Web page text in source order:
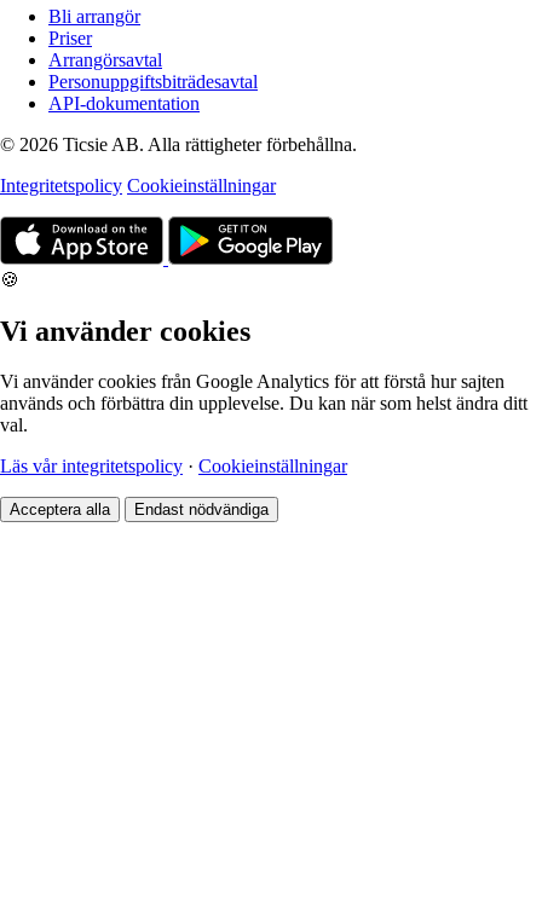
Bli arrangör
Priser
Arrangörsavtal
Personuppgiftsbiträdesavtal
API-dokumentation
© 2026 Ticsie AB. Alla rättigheter förbehållna.
Integritetspolicy Cookieinställningar
🍪
Vi använder cookies
Vi använder cookies från Google Analytics för att förstå hur sajten
används och förbättra din upplevelse. Du kan när som helst ändra ditt
val.
Läs vår integritetspolicy · Cookieinställningar
Acceptera alla Endast nödvändiga